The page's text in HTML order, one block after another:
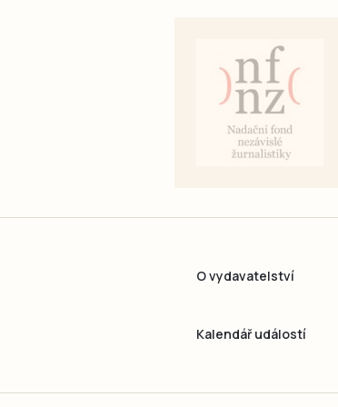
O vydavatelství
Kalendář událostí